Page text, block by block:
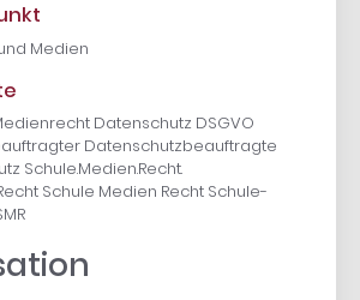
Medien
Datenschutz DSGVO
Datenschutzbeauftragte
Schule.Medien.Recht.
Schule Medien Recht Schule-